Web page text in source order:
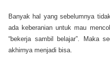
Banyak hal yang sebelumnya
ada keberanian untuk mau
“bekerja sambil belajar”. Maka
akhirnya menjadi bisa.